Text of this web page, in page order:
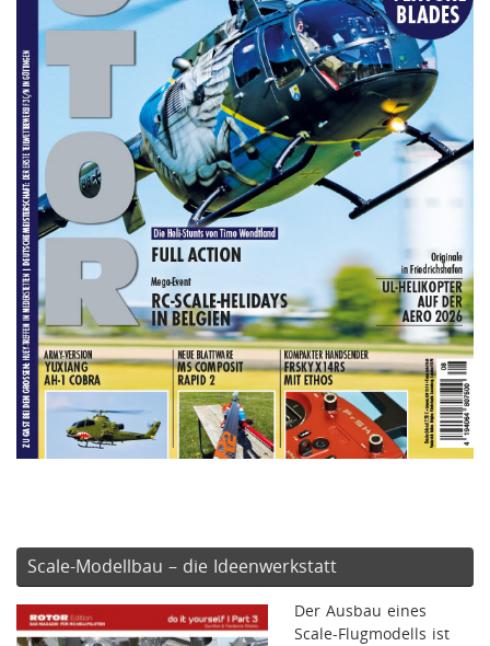
Scale-Modellbau – die Ideenwerkstatt
Der Ausbau eines
Scale-Flugmodells ist